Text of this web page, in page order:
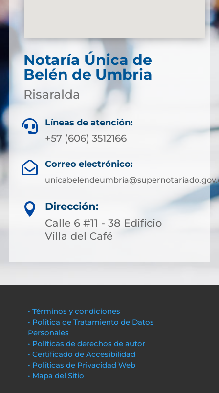
Notaría Única de
Belén de Umbria
Risaralda
 Líneas de atención:
+57 (606) 3512166
 Correo electrónico:

Dirección:
Calle 6 #11 - 38 Edificio
Villa del Café
• Términos y condiciones
• Política de Tratamiento de Datos
Personales
• Políticas de derechos de autor
• Certificado de Accesibilidad
• Políticas de Privacidad Web
• Mapa del Sitio